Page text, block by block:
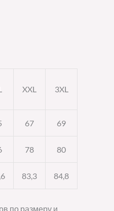
XXL 3XL
67 69
78 80
83,3 84,8
по размеру и